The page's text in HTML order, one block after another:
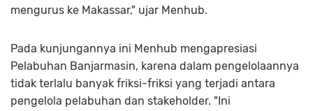
mengurus ke Makassar," ujar Menhub.
Pada kunjungannya ini Menhub mengapresiasi
Pelabuhan Banjarmasin, karena dalam pengelolaannya
tidak terlalu banyak friksi-friksi yang terjadi antara
pengelola pelabuhan dan stakeholder. "Ini